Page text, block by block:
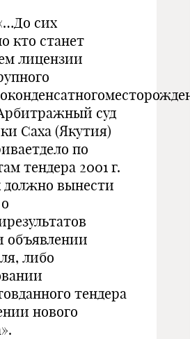
сих
кто станет
лицензии
суд
Саха (Якутия)
по
тендера 2001 г.
должно вынести
объявлении
либо
тендера
нового